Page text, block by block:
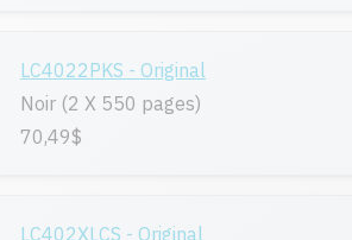
LC4022PKS - Original
Noir (2 X 550 pages)
70,49$
LC402XLCS - Original